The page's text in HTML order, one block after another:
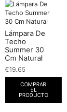
Lámpara De
Techo
Summer 30
Cm Natural
€19.65
COMPRAR
EL
PRODUCTO